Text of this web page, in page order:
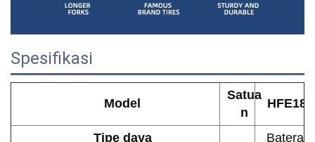
Spesifikasi
Model
Satua
n
HFE18
Tipe daya
Baterai